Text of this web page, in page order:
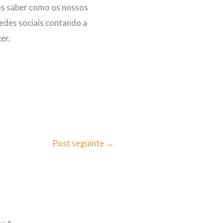
saber como os nossos
sociais contando a
Post seguinte →